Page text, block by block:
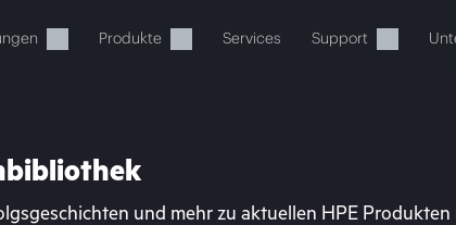
Produkte Services Support
und mehr zu aktuellen HPE